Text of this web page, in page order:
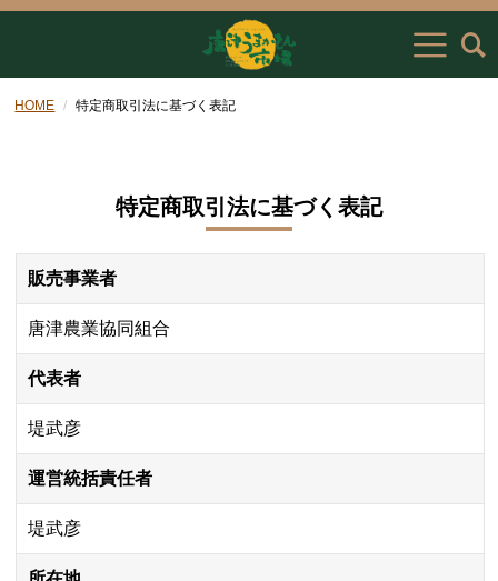
HOME 特定商取引法に基づく表記
特定商取引法に基づく表記
販売事業者
唐津農業協同組合
代表者
堤武彦
運営統括責任者
堤武彦